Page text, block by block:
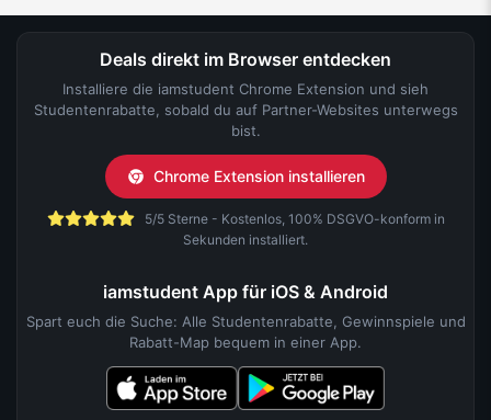
Deals direkt im Browser entdecken
Installiere die iamstudent Chrome Extension und sieh
Studentenrabatte, sobald du auf Partner-Websites unterwegs
bist.
Chrome Extension installieren
5/5 Sterne - Kostenlos, 100% DSGVO-konform in
Sekunden installiert.
iamstudent App für iOS & Android
Spart euch die Suche: Alle Studentenrabatte, Gewinnspiele und
Rabatt-Map bequem in einer App.